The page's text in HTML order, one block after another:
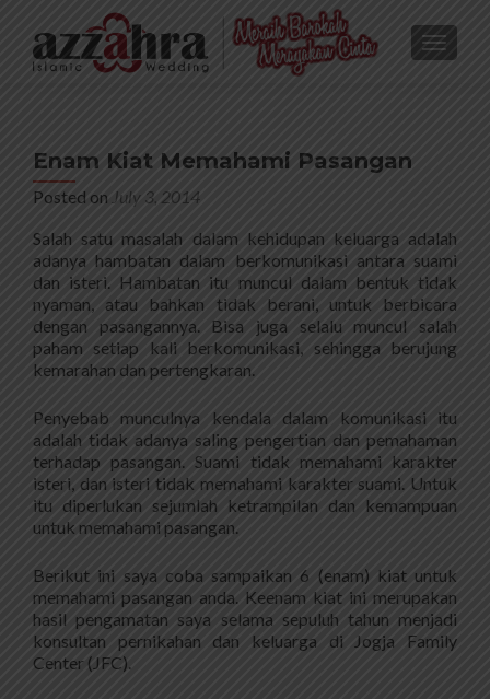
Enam Kiat Memahami Pasangan
Posted on July 3, 2014
Salah satu masalah dalam kehidupan keluarga adalah
adanya hambatan dalam berkomunikasi antara suami
dan isteri. Hambatan itu muncul dalam bentuk tidak
nyaman, atau bahkan tidak berani, untuk berbicara
dengan pasangannya. Bisa juga selalu muncul salah
paham setiap kali berkomunikasi, sehingga berujung
kemarahan dan pertengkaran.
Penyebab munculnya kendala dalam komunikasi itu
adalah tidak adanya saling pengertian dan pemahaman
terhadap pasangan. Suami tidak memahami karakter
isteri, dan isteri tidak memahami karakter suami. Untuk
itu diperlukan sejumlah ketrampilan dan kemampuan
untuk memahami pasangan.
Berikut ini saya coba sampaikan 6 (enam) kiat untuk
memahami pasangan anda. Keenam kiat ini merupakan
hasil pengamatan saya selama sepuluh tahun menjadi
konsultan pernikahan dan keluarga di Jogja Family
Center (JFC).